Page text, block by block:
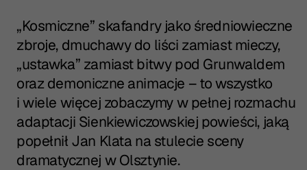
„Kosmiczne” skafandry jako średniowieczne
zbroje, dmuchawy do liści zamiast mieczy,
„ustawka” zamiast bitwy pod Grunwaldem
oraz demoniczne animacje – to wszystko
i wiele więcej zobaczymy w pełnej rozmachu
adaptacji Sienkiewiczowskiej powieści, jaką
popełnił Jan Klata na stulecie sceny
dramatycznej w Olsztynie.